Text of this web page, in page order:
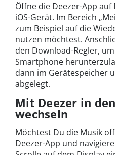
Öffne die Deezer-App
iOS-Gerät. Im Bereich
zum Beispiel auf die
nutzen möchtest.
den Download-Regler,
Smartphone
dann im Gerätespeicher
abgelegt.
Mit Deezer in
wechseln
Möchtest Du die Musik
Deezer-App und